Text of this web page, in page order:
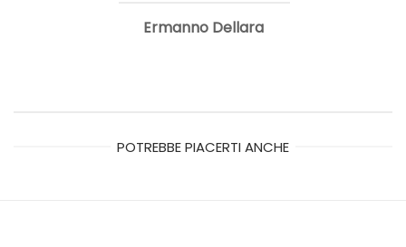
Ermanno Dellara
POTREBBE PIACERTI ANCHE